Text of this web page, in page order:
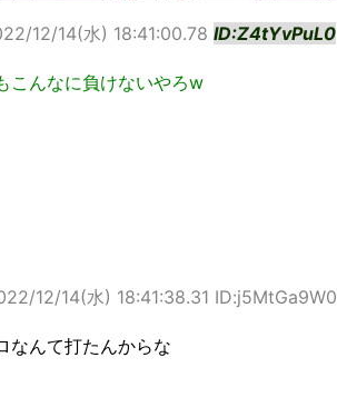
12/14(水) 18:41:00.78 ID:Z4tYvPuL0
こんなに負けないやろw
12/14(水) 18:41:38.31 ID:j5MtGa9W0
なんて打たんからな